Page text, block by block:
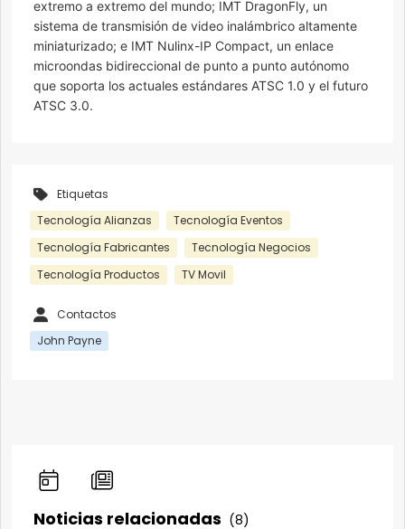
extremo a extremo del mundo; IMT DragonFly, un
sistema de transmisión de video inalámbrico altamente
miniaturizado; e IMT Nulinx-IP Compact, un enlace
microondas bidireccional de punto a punto autónomo
que soporta los actuales estándares ATSC 1.0 y el futuro
ATSC 3.0.
Etiquetas
Tecnología Alianzas
Tecnología Eventos
Tecnología Fabricantes
Tecnología Negocios
Tecnología Productos
TV Movil
Contactos
John Payne
Noticias relacionadas (8)